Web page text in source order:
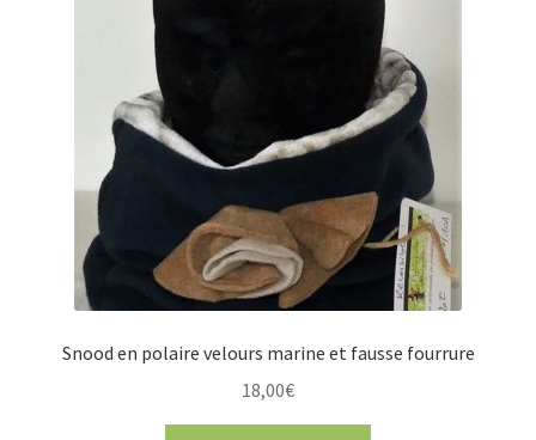
Snood en polaire velours marine et fausse fourrure
18,00€